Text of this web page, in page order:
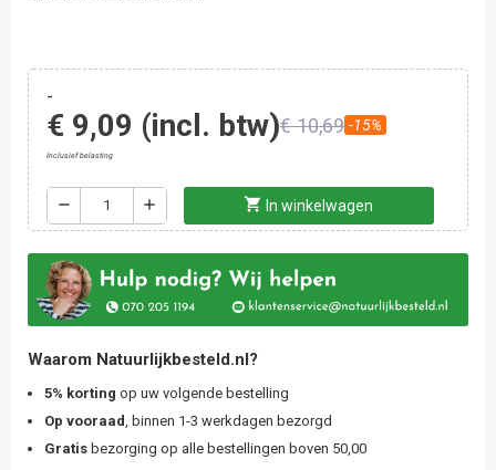
-
€ 9,09 (incl. btw)€ 10,69 -15%
Inclusief belasting
remove add shopping_cart In winkelwagen
Waarom Natuurlijkbesteld.nl?
5% korting op uw volgende bestelling
Op vooraad
, binnen 1-3 werkdagen bezorgd
Gratis bezorging op alle bestellingen boven 50,00